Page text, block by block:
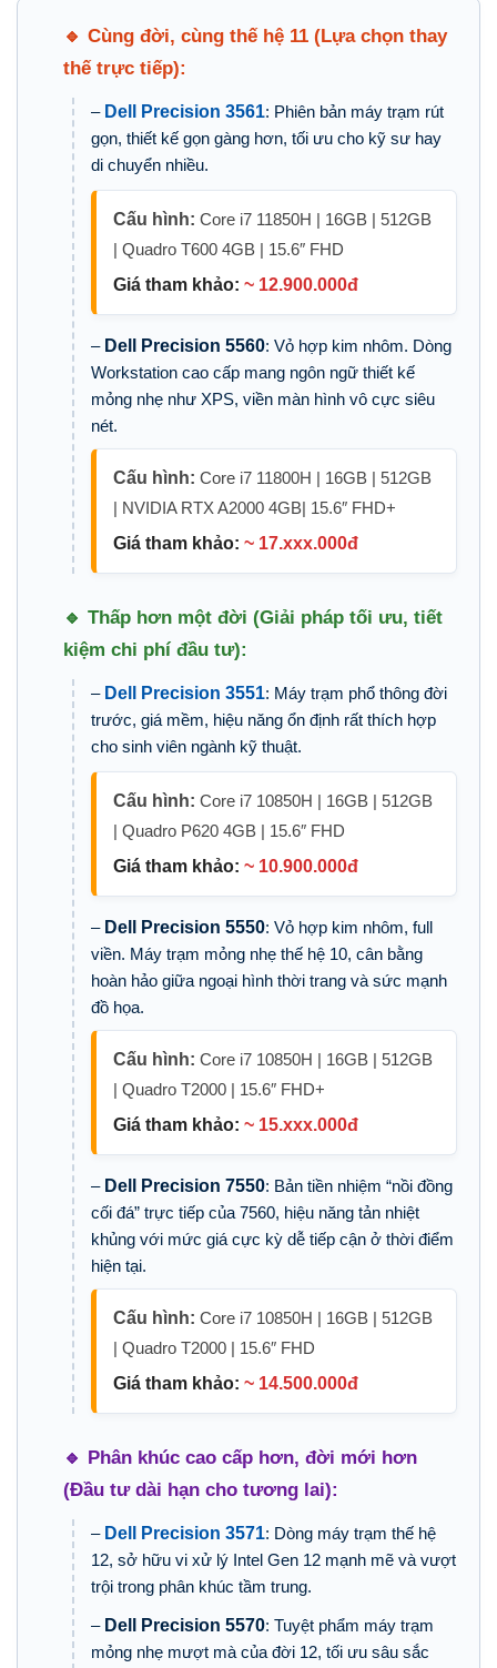
🔹 Cùng đời, cùng thế hệ 11 (Lựa chọn thay
thế trực tiếp):
– Dell Precision 3561: Phiên bản máy trạm rút
gọn, thiết kế gọn gàng hơn, tối ưu cho kỹ sư hay
di chuyển nhiều.
Cấu hình: Core i7 11850H | 16GB | 512GB
| Quadro T600 4GB | 15.6″ FHD
Giá tham khảo: ~ 12.900.000đ
– Dell Precision 5560: Vỏ hợp kim nhôm. Dòng
Workstation cao cấp mang ngôn ngữ thiết kế
mỏng nhẹ như XPS, viền màn hình vô cực siêu
nét.
Cấu hình: Core i7 11800H | 16GB | 512GB
| NVIDIA RTX A2000 4GB| 15.6″ FHD+
Giá tham khảo: ~ 17.xxx.000đ
🔹 Thấp hơn một đời (Giải pháp tối ưu, tiết
kiệm chi phí đầu tư):
– Dell Precision 3551: Máy trạm phổ thông đời
trước, giá mềm, hiệu năng ổn định rất thích hợp
cho sinh viên ngành kỹ thuật.
Cấu hình: Core i7 10850H | 16GB | 512GB
| Quadro P620 4GB | 15.6″ FHD
Giá tham khảo: ~ 10.900.000đ
– Dell Precision 5550: Vỏ hợp kim nhôm, full
viền. Máy trạm mỏng nhẹ thế hệ 10, cân bằng
hoàn hảo giữa ngoại hình thời trang và sức mạnh
đồ họa.
Cấu hình: Core i7 10850H | 16GB | 512GB
| Quadro T2000 | 15.6″ FHD+
Giá tham khảo: ~ 15.xxx.000đ
– Dell Precision 7550: Bản tiền nhiệm “nồi đồng
cối đá” trực tiếp của 7560, hiệu năng tản nhiệt
khủng với mức giá cực kỳ dễ tiếp cận ở thời điểm
hiện tại.
Cấu hình: Core i7 10850H | 16GB | 512GB
| Quadro T2000 | 15.6″ FHD
Giá tham khảo: ~ 14.500.000đ
🔹 Phân khúc cao cấp hơn, đời mới hơn
(Đầu tư dài hạn cho tương lai):
– Dell Precision 3571: Dòng máy trạm thế hệ
12, sở hữu vi xử lý Intel Gen 12 mạnh mẽ và vượt
trội trong phân khúc tầm trung.
– Dell Precision 5570: Tuyệt phẩm máy trạm
mỏng nhẹ mượt mà của đời 12, tối ưu sâu sắc